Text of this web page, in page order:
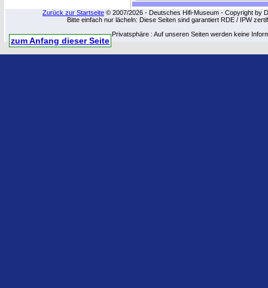
Zurück zur Startseite © 2007/2026 - Deutsches Hifi-Museum - Copyright by
Bitte einfach nur lächeln: Diese Seiten sind garantiert RDE / IPW
Privatsphäre : Auf unseren Seiten werden keine
zum Anfang dieser Seite